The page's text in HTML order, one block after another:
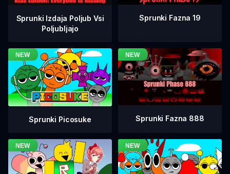
Sprunki Izdaja Poljub Vsi
Poljubljajo
Sprunki Fazna 19
Sprunki Picosuke Sprunki Fazna 888